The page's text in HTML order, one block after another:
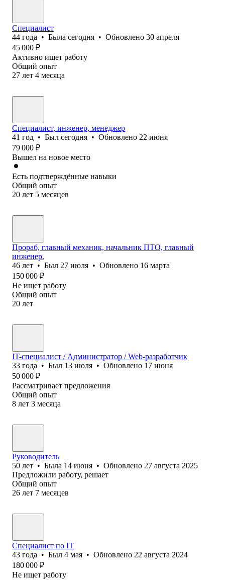
Специалист
44 года • Была сегодня • Обновлено 30 апреля
45 000 ₽
Активно ищет работу
Общий опыт
27 лет 4 месяца
Специалист, инженер, менеджер
41 год • Был сегодня • Обновлено 22 июня
79 000 ₽
Вышел на новое место
Есть подтверждённые навыки
Общий опыт
20 лет 5 месяцев
Прораб, главный механик, начальник ПТО, главный
инженер.
46 лет • Был 27 июля • Обновлено 16 марта
150 000 ₽
Не ищет работу
Общий опыт
20 лет
IT-специалист / Администратор / Web-разработчик
33 года • Был 13 июля • Обновлено 17 июня
50 000 ₽
Рассматривает предложения
Общий опыт
8 лет 3 месяца
Руководитель
50 лет • Была 14 июня • Обновлено 27 августа 2025
Предложили работу, решает
Общий опыт
26 лет 7 месяцев
Специалист по IT
43 года • Был 4 мая • Обновлено 22 августа 2024
180 000 ₽
Не ищет работу